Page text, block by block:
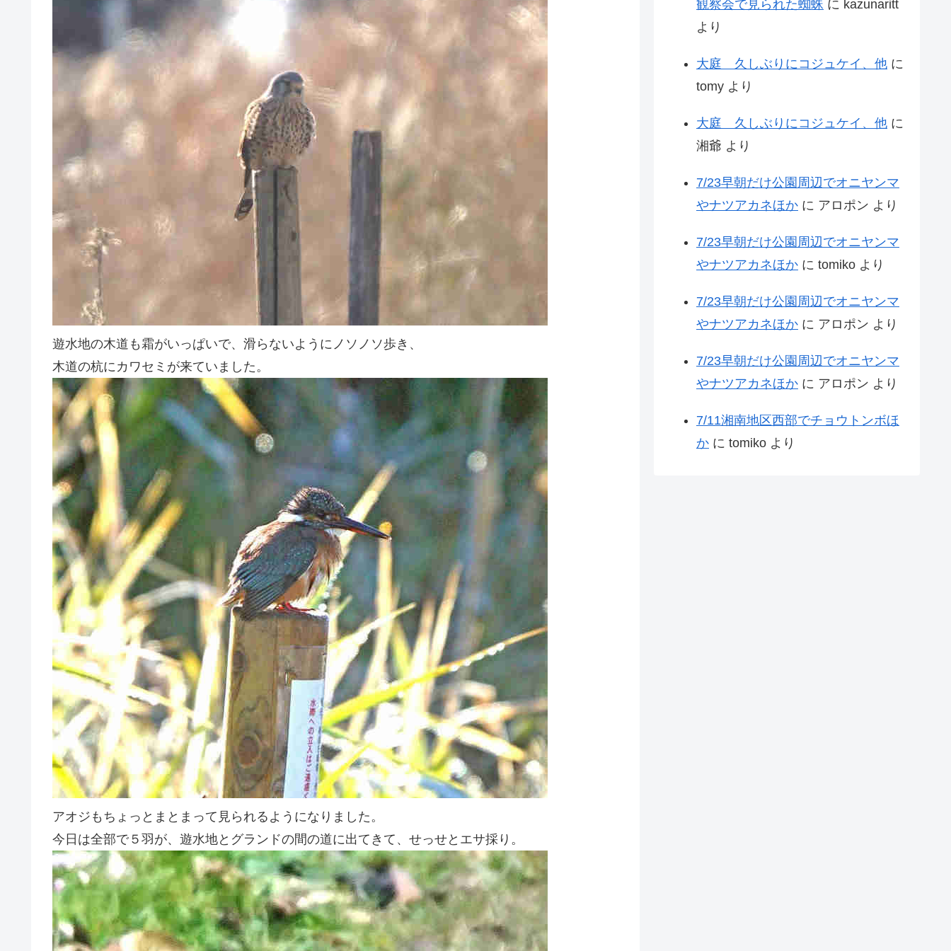
遊水地の木道も霜がいっぱいで、滑らないようにノソノソ歩き、
木道の杭にカワセミが来ていました。
アオジもちょっとまとまって見られるようになりました。
今日は全部で５羽が、遊水地とグランドの間の道に出てきて、せっせとエサ採り。
観察会で見られた蜘蛛 に kazunaritt
より
大庭 久しぶりにコジュケイ、他 に
tomy より
大庭 久しぶりにコジュケイ、他 に
湘爺 より
7/23早朝だけ公園周辺でオニヤンマ
やナツアカネほか に アロポン より
7/23早朝だけ公園周辺でオニヤンマ
やナツアカネほか に tomiko より
7/23早朝だけ公園周辺でオニヤンマ
やナツアカネほか に アロポン より
7/23早朝だけ公園周辺でオニヤンマ
やナツアカネほか に アロポン より
7/11湘南地区西部でチョウトンボほ
か に tomiko より